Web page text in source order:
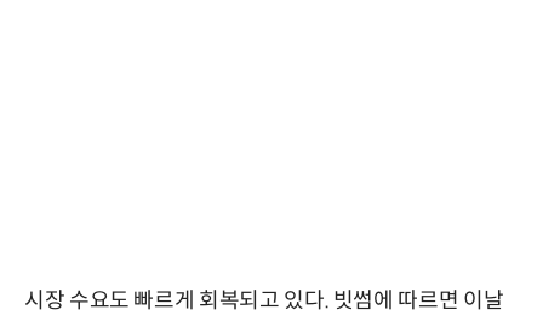
시장 수요도 빠르게 회복되고 있다. 빗썸에 따르면 이날